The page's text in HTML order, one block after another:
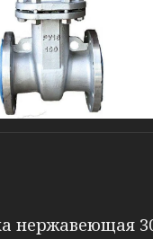
нержавеющая